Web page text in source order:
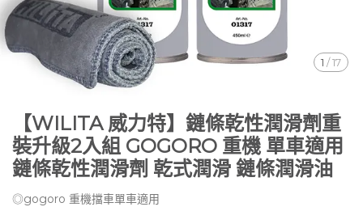
1 /17
【WILITA 威力特】鏈條乾性潤滑劑重
裝升級2入組 GOGORO 重機 單車適用
鏈條乾性潤滑劑 乾式潤滑 鏈條潤滑油
◎gogoro 重機擋車單車適用